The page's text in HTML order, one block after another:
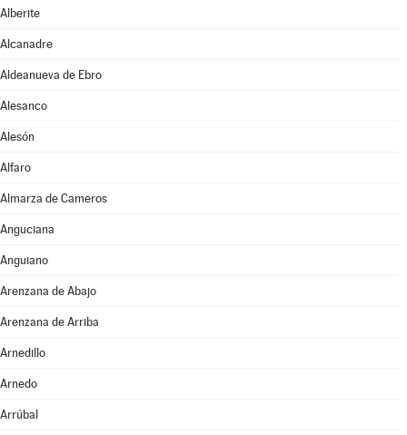
Alberite
Alcanadre
Aldeanueva de Ebro
Alesanco
Alesón
Alfaro
Almarza de Cameros
Anguciana
Anguiano
Arenzana de Abajo
Arenzana de Arriba
Arnedillo
Arnedo
Arrúbal